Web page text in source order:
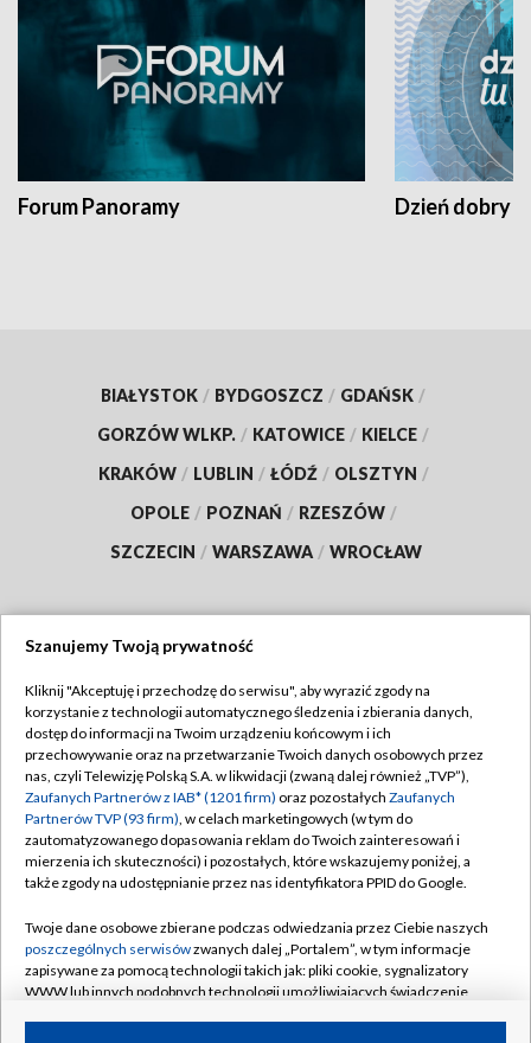
Forum Panoramy Dzień dobry
BIAŁYSTOK / BYDGOSZCZ / GDAŃSK /
GORZÓW WLKP. / KATOWICE / KIELCE /
KRAKÓW / LUBLIN / ŁÓDŹ / OLSZTYN /
OPOLE / POZNAŃ / RZESZÓW /
SZCZECIN / WARSZAWA / WROCŁAW
TVP
Abonament TVP
Emisja w TVP
Centrum informacji TVP
Naziemna Telewizja Cyfrowa
Rada Programowa
System NOS
Informacje o nadawcy
Regulamin TVP
Polityka prywatności
Moje zgody
Pomoc
Kontakt
Kanały
Szanujemy Twoją prywatność
Kliknij "Akceptuję i przechodzę do serwisu", aby wyrazić zgody na
korzystanie z technologii automatycznego śledzenia i zbierania danych,
dostęp do informacji na Twoim urządzeniu końcowym i ich
przechowywanie oraz na przetwarzanie Twoich danych osobowych przez
nas, czyli Telewizję Polską S.A. w likwidacji (zwaną dalej również „TVP”),
Zaufanych Partnerów z IAB* (1201 firm) oraz pozostałych Zaufanych
Partnerów TVP (93 firm), w celach marketingowych (w tym do
zautomatyzowanego dopasowania reklam do Twoich zainteresowań i
mierzenia ich skuteczności) i pozostałych, które wskazujemy poniżej, a
także zgody na udostępnianie przez nas identyfikatora PPID do Google.
Twoje dane osobowe zbierane podczas odwiedzania przez Ciebie naszych
poszczególnych serwisówzwanych dalej „Portalem”, w tym informacje
zapisywane za pomocą technologii takich jak: pliki cookie, sygnalizatory
WWW lub innych podobnych technologii umożliwiających świadczenie